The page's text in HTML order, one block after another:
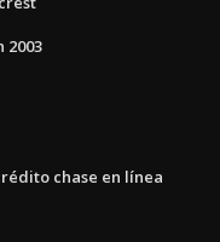
2003
chase en línea